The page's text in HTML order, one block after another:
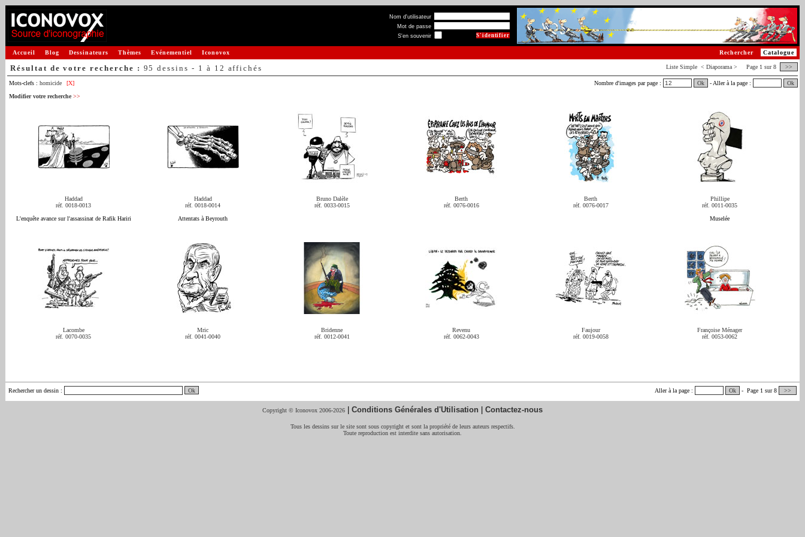
Nom d'utilisateur
Mot de passe
S'en souvenir
Accueil Blog Dessinateurs Thèmes Evénementiel Iconovox Catalogue
Rechercher
Liste Simple < Diaporama > Page 1 sur 8 >>
Résultat de votre recherche : 95 dessins - 1 à 12 affichés
Nombre d'images par page : Ok - Aller à la page : Ok
Mots-clefs : homicide
[X]
Modifier votre recherche >>
Haddad
réf. 0018-0013
L'enquête avance sur l'assassinat de Rafik Hariri
Haddad
réf. 0018-0014
Attentats à Beyrouth
Bruno Dalèle
réf. 0033-0015
Berth
réf. 0076-0016
Berth
réf. 0076-0017
Phillipe
réf. 0011-0035
Muselée
Lacombe
réf. 0070-0035
Mric
réf. 0041-0040
Bridenne
réf. 0012-0041
Revenu
réf. 0062-0043
Faujour
réf. 0019-0058
Françoise Ménager
réf. 0053-0062
Rechercher un dessin : Aller à la page : Ok - Page 1 sur 8 >>
Copyright © Iconovox 2006-2026 | Conditions Générales d'Utilisation | Contactez-nous
Tous les dessins sur le site sont sous copyright et sont la propriété de leurs auteurs respectifs.
Toute reproduction est interdite sans autorisation.